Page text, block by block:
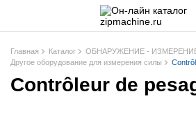
Главная Каталог ОБНАРУЖЕНИЕ -
Другое оборудование для измерения силы
Contrôleur de